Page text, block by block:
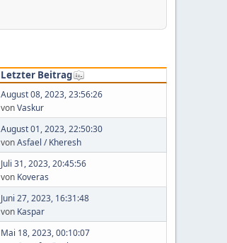
Letzter Beitrag
August 08, 2023, 23:56:26
vonVaskur
August 01, 2023, 22:50:30
vonAsfael / Kheresh
Juli 31, 2023, 20:45:56
von Koveras
Juni 27, 2023, 16:31:48
von Kaspar
Mai 18, 2023, 00:10:07